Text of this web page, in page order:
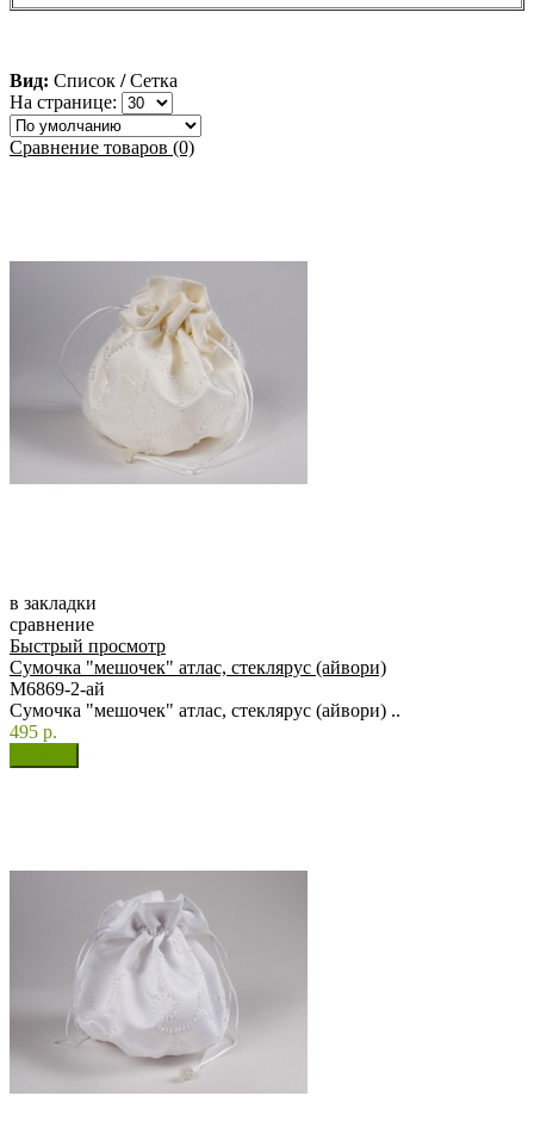
Вид: Список / Сетка
На странице:
Сравнение товаров (0)
в закладки
сравнение
Быстрый просмотр
Сумочка "мешочек" атлас, стеклярус (айвори)
М6869-2-ай
Сумочка "мешочек" атлас, стеклярус (айвори) ..
495 р.